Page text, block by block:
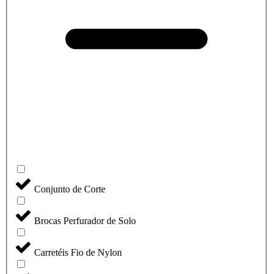
Conjunto de Corte
Brocas Perfurador de Solo
Carretéis Fio de Nylon